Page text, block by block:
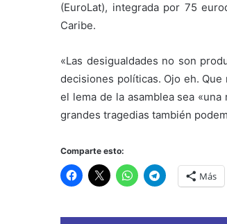
(EuroLat), integrada por 75
Caribe.
«Las desigualdades no son
decisiones políticas. Ojo eh.
el lema de la asamblea sea
grandes tragedias también
Comparte esto:
Más